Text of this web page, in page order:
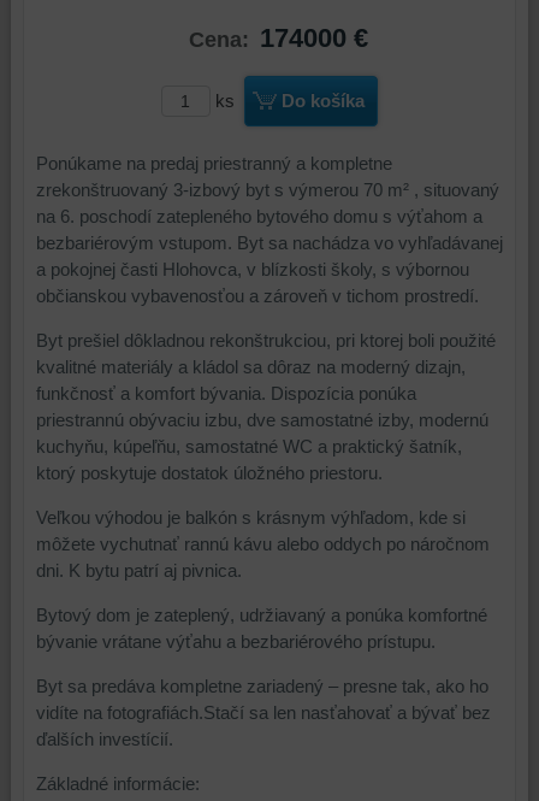
Cena: 174000 €
ks Do košíka
Ponúkame na predaj priestranný a kompletne
zrekonštruovaný 3-izbový byt s výmerou 70 m² , situovaný
na 6. poschodí zatepleného bytového domu s výťahom a
bezbariérovým vstupom. Byt sa nachádza vo vyhľadávanej
a pokojnej časti Hlohovca, v blízkosti školy, s výbornou
občianskou vybavenosťou a zároveň v tichom prostredí.
Byt prešiel dôkladnou rekonštrukciou, pri ktorej boli použité
kvalitné materiály a kládol sa dôraz na moderný dizajn,
funkčnosť a komfort bývania. Dispozícia ponúka
priestrannú obývaciu izbu, dve samostatné izby, modernú
kuchyňu, kúpeľňu, samostatné WC a praktický šatník,
ktorý poskytuje dostatok úložného priestoru.
Veľkou výhodou je balkón s krásnym výhľadom, kde si
môžete vychutnať rannú kávu alebo oddych po náročnom
dni. K bytu patrí aj pivnica.
Bytový dom je zateplený, udržiavaný a ponúka komfortné
bývanie vrátane výťahu a bezbariérového prístupu.
Byt sa predáva kompletne zariadený – presne tak, ako ho
vidíte na fotografiách.Stačí sa len nasťahovať a bývať bez
ďalších investícií.
Základné informácie: